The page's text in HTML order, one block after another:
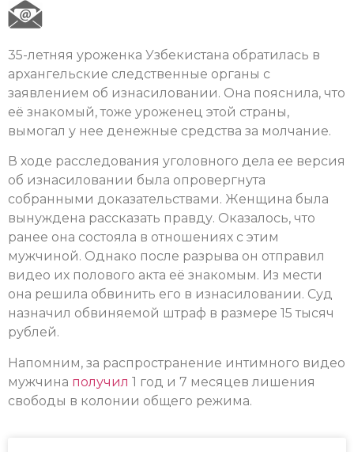
35-летняя уроженка Узбекистана обратилась в
архангельские следственные органы с
заявлением об изнасиловании. Она пояснила, что
её знакомый, тоже уроженец этой страны,
вымогал у нее денежные средства за молчание.
В ходе расследования уголовного дела ее версия
об изнасиловании была опровергнута
собранными доказательствами. Женщина была
вынуждена рассказать правду. Оказалось, что
ранее она состояла в отношениях с этим
мужчиной. Однако после разрыва он отправил
видео их полового акта её знакомым. Из мести
она решила обвинить его в изнасиловании. Суд
назначил обвиняемой штраф в размере 15 тысяч
рублей.
Напомним, за распространение интимного видео
мужчина получил 1 год и 7 месяцев лишения
свободы в колонии общего режима.